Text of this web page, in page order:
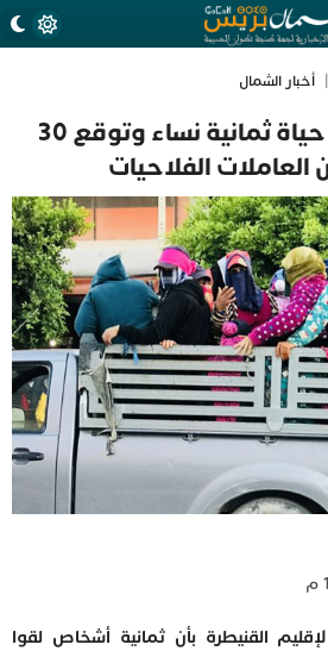
أخبار الشمال
حادثة سير تنهي حياة ثمانية نساء وتوقع 30
الفلاحيات
القنيطرة بأن ثمانية أشخاص لقوا